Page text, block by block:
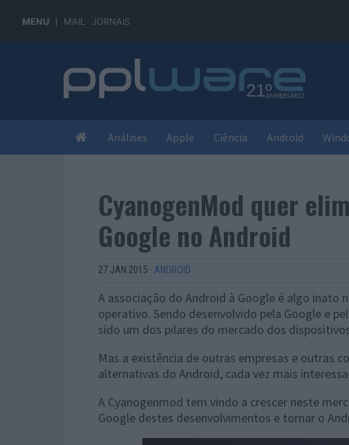
MENU MAIL JORNAIS
Análises Apple Ciência Android
CyanogenMod quer
Google no Android
27 JAN 2015 · ANDROID
A associação do Android à Google é algo
operativo. Sendo desenvolvido pela Google e
sido um dos pilares do mercado dos
Mas a existência de outras empresas e outras
alternativas do Android, cada vez mais
A Cyanogenmod tem vindo a crescer neste
Google destes desenvolvimentos e tornar o